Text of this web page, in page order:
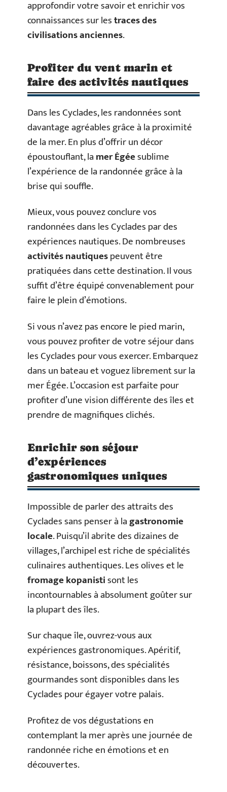
approfondir votre savoir et enrichir vos
connaissances sur lestraces des
civilisations anciennes.
Profiter du vent marin et
faire des activités nautiques
Dans les Cyclades, les randonnées sont
davantage agréables grâce à la proximité
de la mer. En plus d’offrir un décor
époustouflant, lamerÉgéesublime
l’expérience de la randonnée grâce à la
brise qui souffle.
Mieux, vous pouvez conclure vos
randonnées dans les Cyclades par des
expériences nautiques. De nombreuses
activités nautiquespeuvent être
pratiquées dans cette destination. Il vous
suffit d’être équipé convenablement pour
faire le plein d’émotions.
Si vous n’avez pas encore le pied marin,
vous pouvez profiter de votre séjour dans
les Cyclades pour vous exercer. Embarquez
dans un bateau et voguez librement sur la
mer Égée. L’occasion est parfaite pour
profiter d’une vision différente des îles et
prendre de magnifiques clichés.
Enrichir son séjour
d’expériences
gastronomiques uniques
Impossible de parler des attraits des
Cyclades sans penser à lagastronomie
locale. Puisqu’il abrite des dizaines de
villages, l’archipel est riche de spécialités
culinaires authentiques. Les olives et le
fromage kopanistisont les
incontournables à absolument goûter sur
la plupart des îles.
Sur chaque île, ouvrez-vous aux
expériences gastronomiques. Apéritif,
résistance, boissons, des spécialités
gourmandes sont disponibles dans les
Cyclades pour égayer votre palais.
Profitez de vos dégustations en
contemplant la mer après une journée de
randonnée riche en émotions et en
découvertes.